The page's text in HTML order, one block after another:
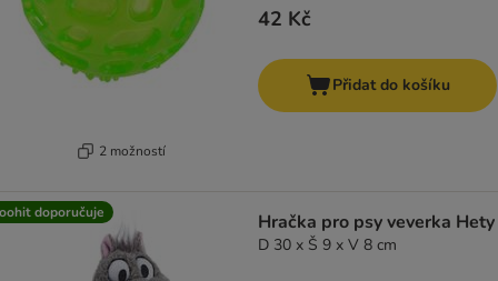
2 možností
42 Kč
Přidat do košíku
doporučuje Hračka pro psy veverka Hety
D 30 x Š 9 x V 8 cm